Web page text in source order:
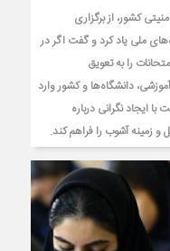
کشور، از برگزاری
ملی یاد کرد و گفت اگر در
را به تعویق
دانشگاه‌ها و کشور وارد
نگرانی درباره
و زمینه آشوب را فراهم کند.